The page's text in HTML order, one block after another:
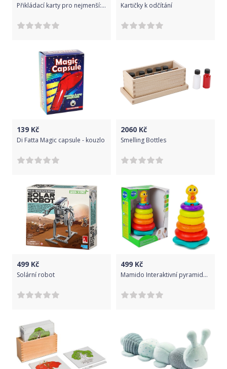
Přikládací karty pro nejmenší: Přeprava Kartičky k odčítání
139 Kč
Di Fatta Magic capsule - kouzlo
2060 Kč
Smelling Bottles
499 Kč
Solární robot
499 Kč
Mamido Interaktivní pyramida s kačenkou